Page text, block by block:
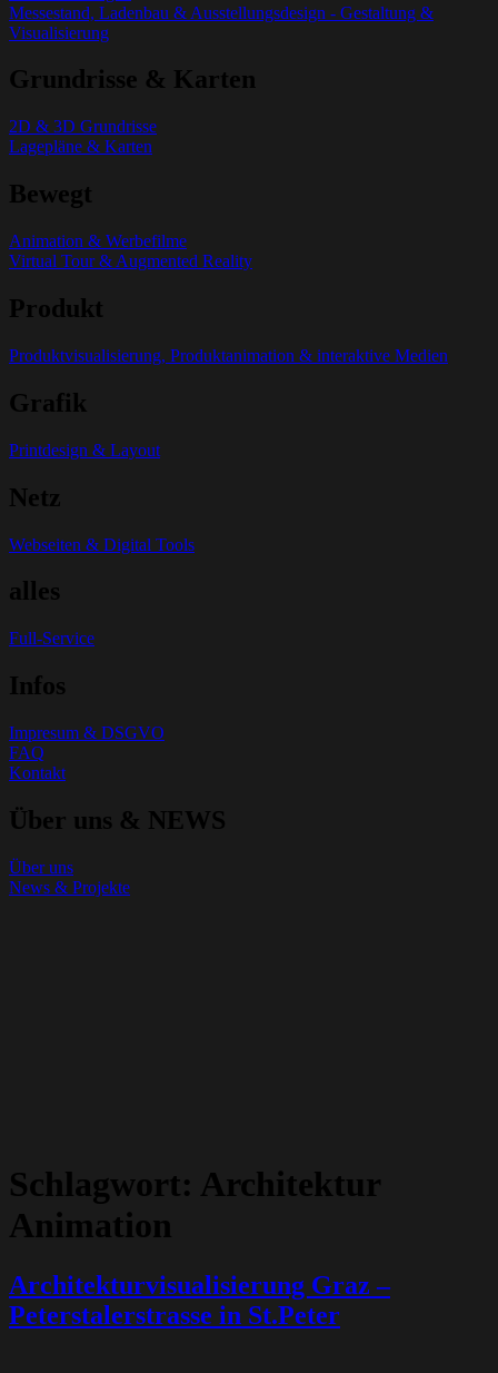
Messestand, Ladenbau & Ausstellungsdesign - Gestaltung &
Visualisierung
Grundrisse & Karten
2D & 3D Grundrisse
Lagepläne & Karten
Bewegt
Animation & Werbefilme
Virtual Tour & Augmented Reality
Produkt
Produktvisualisierung, Produktanimation & interaktive Medien
Grafik
Printdesign & Layout
Netz
Webseiten & Digital Tools
alles
Full-Service
Infos
Impresum & DSGVO
FAQ
Kontakt
Über uns & NEWS
Über uns
News & Projekte
Schlagwort: Architektur
Animation
Architekturvisualisierung Graz –
Peterstalerstrasse in St.Peter